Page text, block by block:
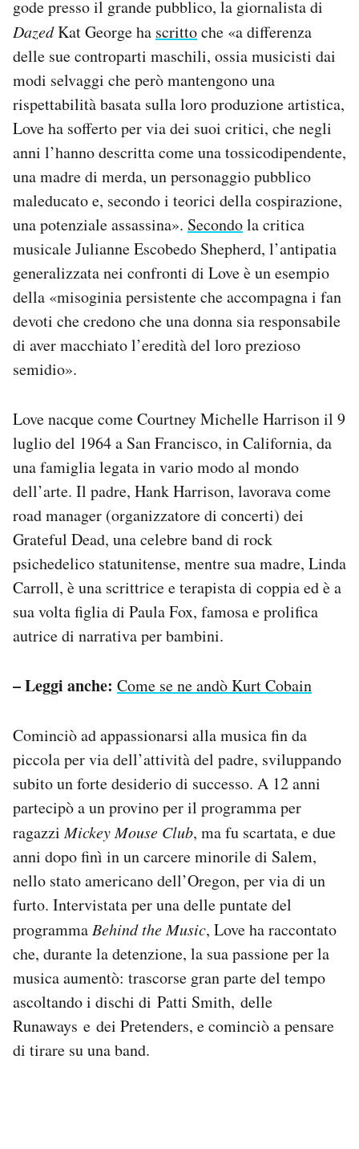
gode presso il grande pubblico, la giornalista di
DazedKat George ha scrittoche «a differenza
delle sue controparti maschili, ossia musicisti dai
modi selvaggi che però mantengono una
rispettabilità basata sulla loro produzione artistica,
Love ha sofferto per via dei suoi critici, che negli
anni l’hanno descritta come una tossicodipendente,
una madre di merda, un personaggio pubblico
maleducato e, secondo i teorici della cospirazione,
una potenziale assassina». Secondola critica
musicale Julianne Escobedo Shepherd, l’antipatia
generalizzata nei confronti di Love è un esempio
della «misoginia persistente che accompagna i fan
devoti che credono che una donna sia responsabile
di aver macchiato l’eredità del loro prezioso
semidio».
Love nacque come Courtney Michelle Harrison il 9
luglio del 1964 a San Francisco, in California, da
una famiglia legata in vario modo al mondo
dell’arte. Il padre, Hank Harrison, lavorava come
road manager (organizzatore di concerti) dei
Grateful Dead, una celebre band di rock
psichedelico statunitense, mentre sua madre, Linda
Carroll, è una scrittrice e terapista di coppia ed è a
sua volta figlia di Paula Fox, famosa e prolifica
autrice di narrativa per bambini.
– Leggi anche: Come se ne andò Kurt Cobain
Cominciò ad appassionarsi alla musica fin da
piccola per via dell’attività del padre, sviluppando
subito un forte desiderio di successo. A 12 anni
partecipò a un provino per il programma per
ragazziMickey Mouse Club, ma fu scartata, e due
anni dopo finì in un carcere minorile di Salem,
nello stato americano dell’Oregon, per via di un
furto. Intervistata per una delle puntate del
programma Behind the Music, Love ha raccontato
che, durante la detenzione, la sua passione per la
musica aumentò: trascorse gran parte del tempo
ascoltando i dischi di Patti Smith, delle
Runaways e dei Pretenders, e cominciò a pensare
di tirare su una band.